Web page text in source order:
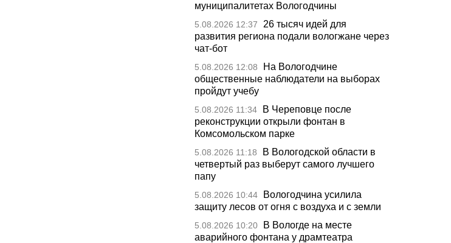
муниципалитетах Вологодчины
5.08.2026 12:37
26 тысяч идей для
развития региона подали вологжане через
чат-бот
5.08.2026 12:08
На Вологодчине
общественные наблюдатели на выборах
пройдут учебу
5.08.2026 11:34
В Череповце после
реконструкции открыли фонтан в
Комсомольском парке
5.08.2026 11:18
В Вологодской области в
четвертый раз выберут самого лучшего
папу
5.08.2026 10:44
Вологодчина усилила
защиту лесов от огня с воздуха и с земли
5.08.2026 10:20
В Вологде на месте
аварийного фонтана у драмтеатра